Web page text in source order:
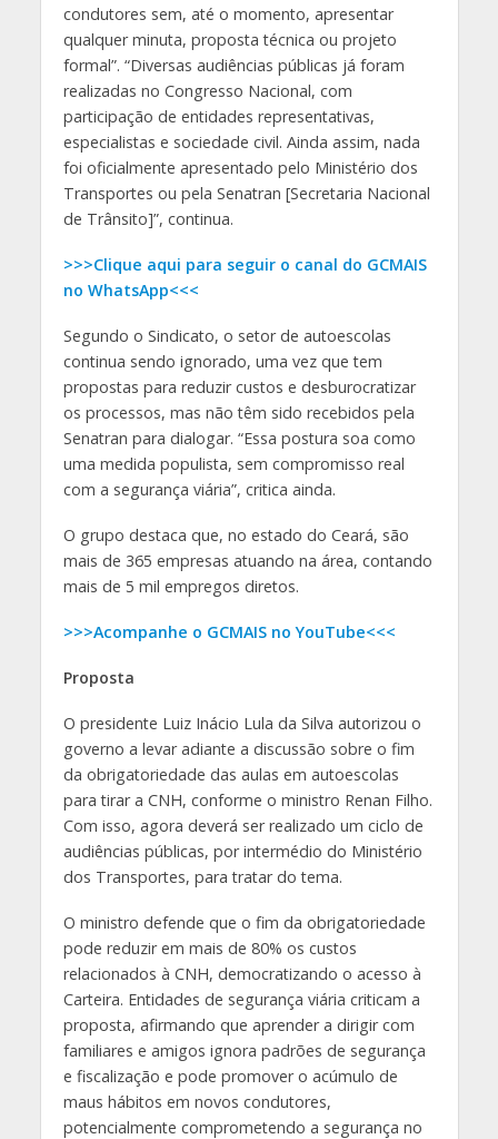
condutores sem, até o momento, apresentar
qualquer minuta, proposta técnica ou projeto
formal”. “Diversas audiências públicas já foram
realizadas no Congresso Nacional, com
participação de entidades representativas,
especialistas e sociedade civil. Ainda assim, nada
foi oficialmente apresentado pelo Ministério dos
Transportes ou pela Senatran [Secretaria Nacional
de Trânsito]”, continua.
>>>Clique aqui para seguir o canal do GCMAIS
no WhatsApp<<<
Segundo o Sindicato, o setor de autoescolas
continua sendo ignorado, uma vez que tem
propostas para reduzir custos e desburocratizar
os processos, mas não têm sido recebidos pela
Senatran para dialogar. “Essa postura soa como
uma medida populista, sem compromisso real
com a segurança viária”, critica ainda.
O grupo destaca que, no estado do Ceará, são
mais de 365 empresas atuando na área, contando
mais de 5 mil empregos diretos.
>>>Acompanhe o GCMAIS no YouTube<<<
Proposta
O presidente Luiz Inácio Lula da Silva autorizou o
governo a levar adiante a discussão sobre o fim
da obrigatoriedade das aulas em autoescolas
para tirar a CNH, conforme o ministro Renan Filho.
Com isso, agora deverá ser realizado um ciclo de
audiências públicas, por intermédio do Ministério
dos Transportes, para tratar do tema.
O ministro defende que o fim da obrigatoriedade
pode reduzir em mais de 80% os custos
relacionados à CNH, democratizando o acesso à
Carteira. Entidades de segurança viária criticam a
proposta, afirmando que aprender a dirigir com
familiares e amigos ignora padrões de segurança
e fiscalização e pode promover o acúmulo de
maus hábitos em novos condutores,
potencialmente comprometendo a segurança no